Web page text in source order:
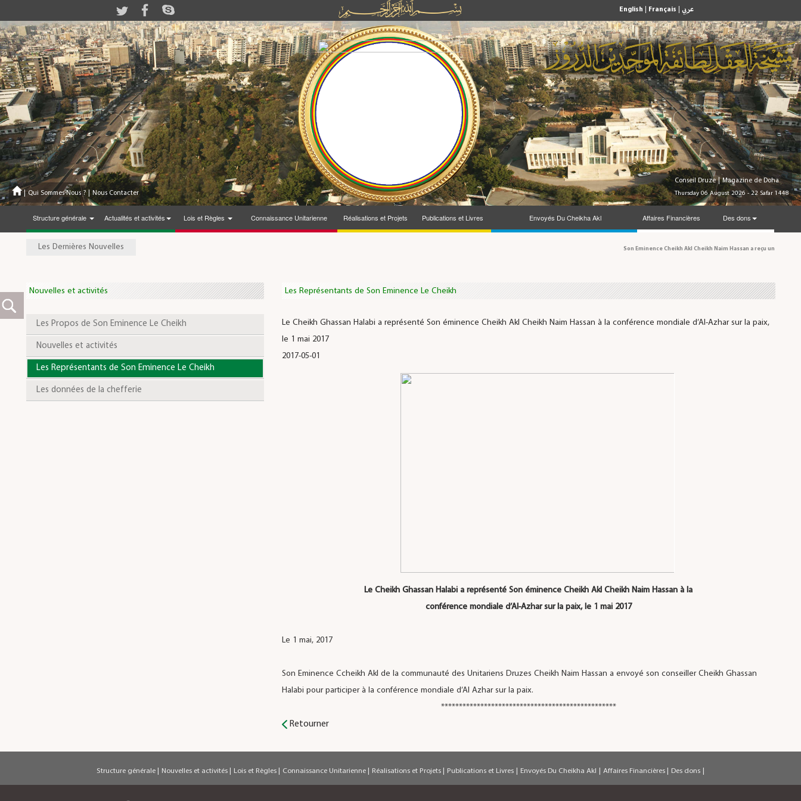
English Français عربي
| Qui Sommes-Nous ? Nous Contacter
Conseil Druze | Magazine de Doha
Thursday 06 August 2026 - 22 Safar 1448
Structure générale Actualités et activités Lois et Règles Connaissance Unitarienne Réalisations et Projets Publications et Livres Envoyés Du Cheikha Akl Affaires Financières Des dons
Les Dernières Nouvelles Son Eminence Cheikh Akl Cheikh Naim Hassan a reçu une
Nouvelles et activités
Les Propos de Son Eminence Le Cheikh
Nouvelles et activités
Les Représentants de Son Eminence Le Cheikh
Les données de la chefferie
Les Représentants de Son Eminence Le Cheikh
Le Cheikh Ghassan Halabi a représenté Son éminence Cheikh Akl Cheikh Naim Hassan à la conférence mondiale d’Al-Azhar sur la paix,
le 1 mai 2017
2017-05-01
Le Cheikh Ghassan Halabi a représenté Son éminence Cheikh Akl Cheikh Naim Hassan à la
conférence mondiale d’Al-Azhar sur la paix, le 1 mai 2017
Le 1 mai, 2017
Son Eminence Ccheikh Akl de la communauté des Unitariens Druzes Cheikh Naim Hassan a envoyé son conseiller Cheikh Ghassan
Halabi pour participer à la conférence mondiale d’Al Azhar sur la paix.
*************************************************
Retourner
Structure générale | Nouvelles et activités | Lois et Règles | Connaissance Unitarienne | Réalisations et Projets | Publications et Livres | Envoyés Du Cheikha Akl | Affaires Financières | Des dons |